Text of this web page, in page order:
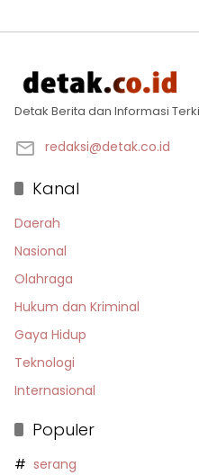
Detak Berita dan Informasi
redaksi@detak.co.id
Kanal
Daerah
Nasional
Olahraga
Hukum dan Kriminal
Gaya Hidup
Teknologi
Internasional
Populer
serang